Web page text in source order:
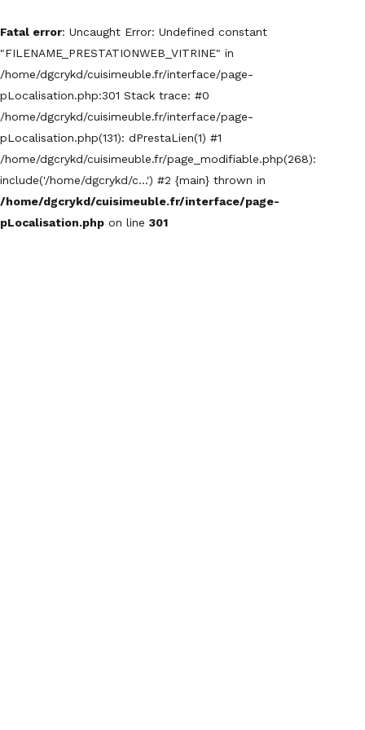
Fatal error: Uncaught Error: Undefined constant
"FILENAME_PRESTATIONWEB_VITRINE" in
/home/dgcrykd/cuisimeuble.fr/interface/page-
pLocalisation.php:301 Stack trace: #0
/home/dgcrykd/cuisimeuble.fr/interface/page-
pLocalisation.php(131): dPrestaLien(1) #1
/home/dgcrykd/cuisimeuble.fr/page_modifiable.php(268):
include('/home/dgcrykd/c...') #2 {main} thrown in
/home/dgcrykd/cuisimeuble.fr/interface/page-
pLocalisation.php on line 301